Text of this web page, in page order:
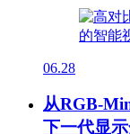
06.28
从RGB-
下一代显